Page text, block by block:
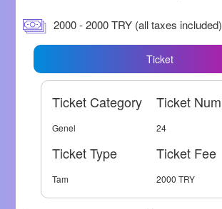
2000 - 2000 TRY (all taxes included)
Ticket
Ticket Category Ticket
Genel 24
Ticket Type Ticket Fee
Tam 2000 TRY